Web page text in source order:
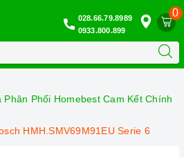
0
028.66.79.8989
0933.800.899
Phối Homebest Cam Kết Chính
HMH.SMV69M91EU Serie 6